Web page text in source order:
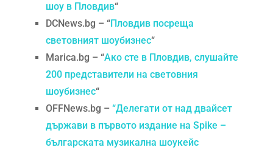
шоу в Пловдив“
DCNews.bg – “Пловдив посреща
световният шоубизнес“
Marica.bg – “Ако сте в Пловдив, слушайте
200 представители на световния
шоубизнес“
OFFNews.bg – “Делегати от над двайсет
държави в първото издание на Spike –
българската музикална шоукейс